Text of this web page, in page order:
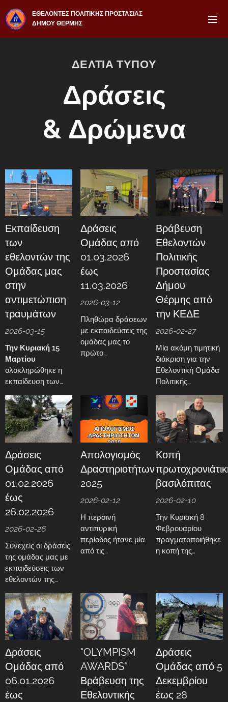
ΕΘΕΛΟΝΤΕΣ ΠΟΛΙΤΙΚΗΣ ΠΡΟΣΤΑΣΙΑΣ
ΔΗΜΟΥ ΘΕΡΜΗΣ
ΔΕΛΤΙΑ ΤΥΠΟΥ
Δράσεις
& Δρώμενα
Εκπαίδευση
των
εθελοντών της
Ομάδας μας
στην
αντιμετώπιση
τραυμάτων
2026-03-15
Την Κυριακή 15
Μαρτίου
ολοκληρώθηκε η
εκπαίδευση των
Ομάδας μας στην
αντιμετώπιση
τραυμάτων με
στόχο την ενίσχυση
της γνώσης και της
ετοιμότητας σε
καταστάσεις
έκτακτης ανάγκης.
Δράσεις
Ομάδας από
01.03.2026
έως
11.03.2026
2026-03-12
Πληθώρα δράσεων
με εκπαιδεύσεις της
ομάδας μας το
πρώτο
Βράβευση
Εθελοντών
Πολιτικής
Προστασίας
Δήμου
Θέρμης από
την ΚΕΔΕ
2026-02-27
Μία ακόμη τιμητική
διάκριση για την
Εθελοντική Ομάδα
Πολιτικής
Δήμου Θέρμης.
Δράσεις
Ομάδας από
01.02.2026
έως
26.02.2026
2026-02-26
Συνεχείς οι δράσεις
της ομάδας μας με
εκπαιδεύσεις των
εθελοντών της
και γενικού
πληθυσμού, με
παροχές βοήθειας
και υγειονομική
κάλυψη την ημέρα
της Καθαράς
Δευτέρας.
Απολογισμός
Δραστηριοτήτων
2025
2026-02-12
Η περσινή
αντιπυρική
περίοδος ήτανε μία
από τις
περιοχή μας όσο
και για την
υπόλοιπη Ελλάδα,
καθώς κληθήκαμε
να
αντιμετωπίσουμε
μεγάλης έκτασης
ομάδα μας από τις
01/05/2025 έως
Κοπή
βασιλόπιτας
2026-02-10
Την Κυριακή 8
Φεβρουαρίου
πραγματοποιήθηκε
η κοπή της
στην κατάμεστη
αίθουσα των
γραφείων
εκπαίδευσης της,
για το
καλωσόρισμα του
νέου έτους.
Δράσεις
Ομάδας από
06.01.2026
έως
"OLYMPISM
AWARDS"
Βράβευση της
Εθελοντικής
Δράσεις
Ομάδας από 5
Δεκεμβρίου
έως 28